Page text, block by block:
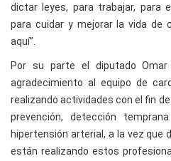
dictar leyes, para trabajar, para
para cuidar y mejorar la vida de
aquí”.
Por su parte el diputado
agradecimiento al equipo de
realizando actividades con el fin
prevención, detección
hipertensión arterial, a la vez que
están realizando estos